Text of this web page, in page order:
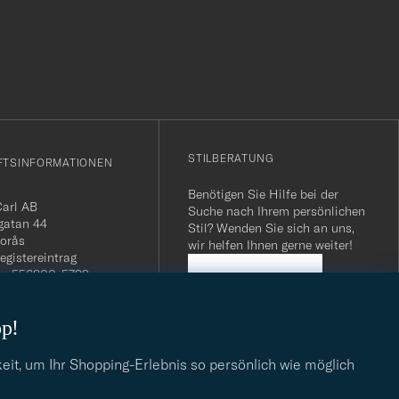
um Ihr Shopping-Erlebnis so persönlich wie möglich
AB
44
556800-5739
SE556800573901
040 / 22 63 88 96
STILBERATUNG
Benötigen Sie Hilfe bei der
Suche nach Ihrem persönlichen
Stil? Wenden Sie sich an uns,
wir helfen Ihnen gerne weiter!
STILBERATUNG